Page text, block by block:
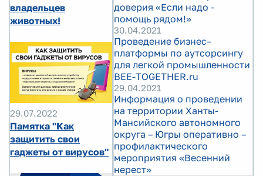
владельцев
животных!
29.07.2022
Памятка "Как
защитить свои
гаджеты от вирусов"
доверия «Если надо -
помощь рядом!»
30.04.2021
Проведение бизнес–
платформы по аутсорсингу
для легкой промышленности
BEE-TOGETHER.ru
29.04.2021
Информация о проведении
на территории Ханты-
Мансийского автономного
округа – Югры оперативно –
профилактического
мероприятия «Весенний
нерест»